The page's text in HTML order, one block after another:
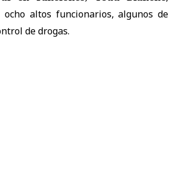
ocho altos funcionarios, algunos de
de drogas.